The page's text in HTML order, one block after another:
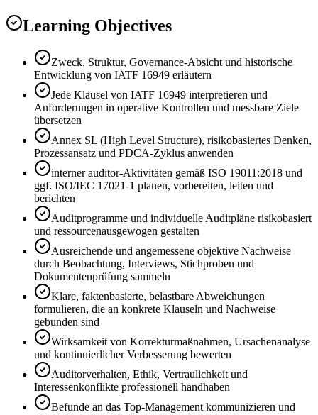
Learning Objectives
Zweck, Struktur, Governance-Absicht und historische
Entwicklung von IATF 16949 erläutern
Jede Klausel von IATF 16949 interpretieren und
Anforderungen in operative Kontrollen und messbare Ziele
übersetzen
Annex SL (High Level Structure), risikobasiertes Denken,
Prozessansatz und PDCA-Zyklus anwenden
interner auditor-Aktivitäten gemäß ISO 19011:2018 und
ggf. ISO/IEC 17021-1 planen, vorbereiten, leiten und
berichten
Auditprogramme und individuelle Auditpläne risikobasiert
und ressourcenausgewogen gestalten
Ausreichende und angemessene objektive Nachweise
durch Beobachtung, Interviews, Stichproben und
Dokumentenprüfung sammeln
Klare, faktenbasierte, belastbare Abweichungen
formulieren, die an konkrete Klauseln und Nachweise
gebunden sind
Wirksamkeit von Korrekturmaßnahmen, Ursachenanalyse
und kontinuierlicher Verbesserung bewerten
Auditorverhalten, Ethik, Vertraulichkeit und
Interessenkonflikte professionell handhaben
Befunde an das Top-Management kommunizieren und